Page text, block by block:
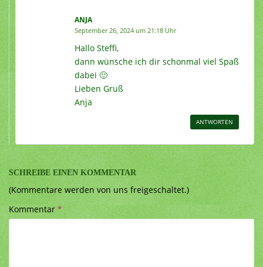
ANJA
September 26, 2024 um 21:18 Uhr
Hallo Steffi,
dann wünsche ich dir schonmal viel Spaß
dabei 🙂
Lieben Gruß
Anja
ANTWORTEN
SCHREIBE EINEN KOMMENTAR
(Kommentare werden von uns freigeschaltet.)
Kommentar*